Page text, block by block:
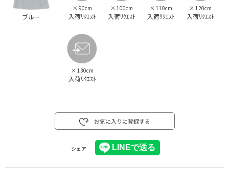
ブルー
× 90cm
入荷ﾘｸｴｽﾄ
× 100cm
入荷ﾘｸｴｽﾄ
× 110cm
入荷ﾘｸｴｽﾄ
× 120cm
入荷ﾘｸｴｽﾄ
× 130cm
入荷ﾘｸｴｽﾄ
お気に入りに登録する
シェア